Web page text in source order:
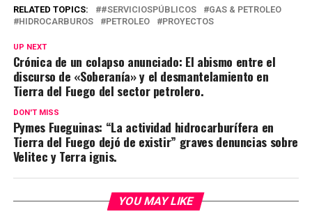
RELATED TOPICS: #SERVICIOSPÚBLICOS
GAS & PETROLEO
HIDROCARBUROS
PETROLEO PROYECTOS
UP NEXT
Crónica de un colapso anunciado: El abismo entre el
discurso de «Soberanía» y el desmantelamiento en
Tierra del Fuego del sector petrolero.
DON'T MISS
Pymes Fueguinas: “La actividad hidrocarburífera en
Tierra del Fuego dejó de existir” graves denuncias sobre
Velitec y Terra ignis.
YOU MAY LIKE